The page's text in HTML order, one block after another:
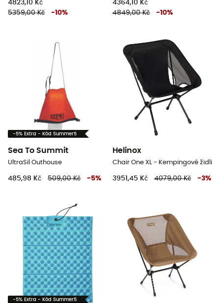
4823,10 Kč
5359,00 Kč
-10%
4364,10 Kč
4849,00 Kč
-10%
-5% Extra - Kód Summer5
Sea To Summit
UltraSil Outhouse
485,98 Kč 509,00 Kč -5%
Helinox
Chair One XL - Kempingové židli
3951,45 Kč 4079,00 Kč -3%
-5% Extra - Kód Summer5